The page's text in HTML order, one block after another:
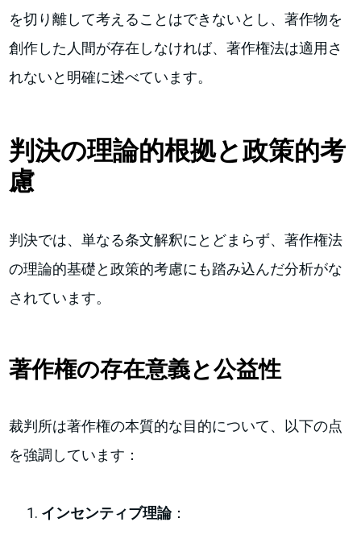
を切り離して考えることはできないとし、著作物を
創作した人間が存在しなければ、著作権法は適用さ
れないと明確に述べています。
判決の理論的根拠と政策的考
慮
判決では、単なる条文解釈にとどまらず、著作権法
の理論的基礎と政策的考慮にも踏み込んだ分析がな
されています。
著作権の存在意義と公益性
裁判所は著作権の本質的な目的について、以下の点
を強調しています：
インセンティブ理論：